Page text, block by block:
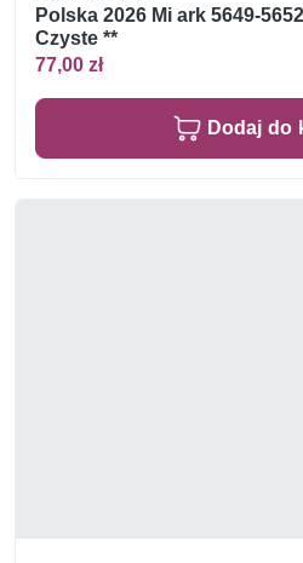
Polska 2026 Mi ark 5649-
Czyste **
77,00 zł
Dodaj do